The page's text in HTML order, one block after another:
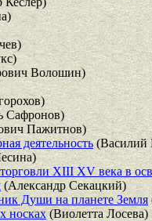
Волошин)
Сафронов)
Пажитнов)
деятельность (Василий
XIII XV века в
(Александр Секацкий)
Души на планете Земля
носках(Виолетта Лосева)